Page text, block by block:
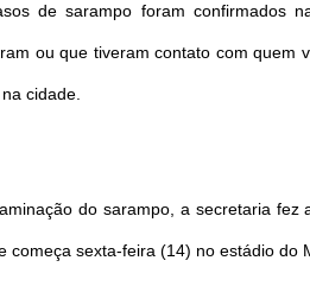
de sarampo foram confirmados
ou que tiveram contato com quem
cidade.
do sarampo, a secretaria
começa sexta-feira (14) no estádio do